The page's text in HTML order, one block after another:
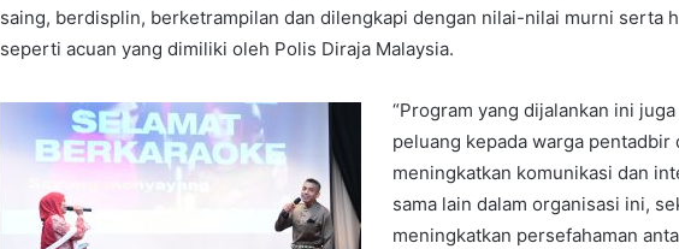
saing, berdisplin, berketrampilan dan dilengkapi dengan nilai-nilai murni serta
seperti acuan yang dimiliki oleh Polis Diraja Malaysia.
“Program yang dijalankan ini
peluang kepada warga pentadbir
meningkatkan komunikasi dan
sama lain dalam organisasi ini,
meningkatkan persefahaman